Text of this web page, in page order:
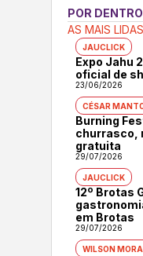
POR DENTRO
AS MAIS
JAUCLICK
Expo Jahu
oficial de
23/06/2026
CÉSAR
Burning
churrasco,
gratuita
29/07/2026
JAUCLICK
12º Brotas
em Brotas
29/07/2026
WILSON